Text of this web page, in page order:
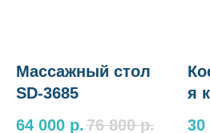
Массажный стол
SD-3685
64 000 р.76 800 р.
я
30